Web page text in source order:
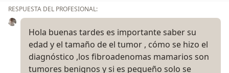
RESPUESTA DEL PROFESIONAL:
Hola buenas tardes es importante saber su
edad y el tamaño de el tumor , cómo se hizo el
diagnóstico ,los fibroadenomas mamarios son
tumores benignos y si es pequeño solo se